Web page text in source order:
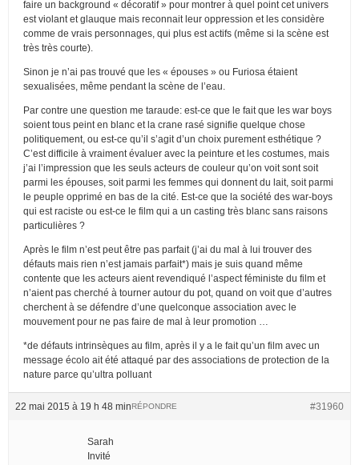
faire un background « décoratif » pour montrer à quel point cet univers
est violant et glauque mais reconnait leur oppression et les considère
comme de vrais personnages, qui plus est actifs (même si la scène est
très très courte).
Sinon je n’ai pas trouvé que les « épouses » ou Furiosa étaient
sexualisées, même pendant la scène de l’eau.
Par contre une question me taraude: est-ce que le fait que les war boys
soient tous peint en blanc et la crane rasé signifie quelque chose
politiquement, ou est-ce qu’il s’agit d’un choix purement esthétique ?
C’est difficile à vraiment évaluer avec la peinture et les costumes, mais
j’ai l’impression que les seuls acteurs de couleur qu’on voit sont soit
parmi les épouses, soit parmi les femmes qui donnent du lait, soit parmi
le peuple opprimé en bas de la cité. Est-ce que la société des war-boys
qui est raciste ou est-ce le film qui a un casting très blanc sans raisons
particulières ?
Après le film n’est peut être pas parfait (j’ai du mal à lui trouver des
défauts mais rien n’est jamais parfait*) mais je suis quand même
contente que les acteurs aient revendiqué l’aspect féministe du film et
n’aient pas cherché à tourner autour du pot, quand on voit que d’autres
cherchent à se défendre d’une quelconque association avec le
mouvement pour ne pas faire de mal à leur promotion …
*de défauts intrinsèques au film, après il y a le fait qu’un film avec un
message écolo ait été attaqué par des associations de protection de la
nature parce qu’ultra polluant
22 mai 2015 à 19 h 48 min #31960
RÉPONDRE
Sarah
Invité